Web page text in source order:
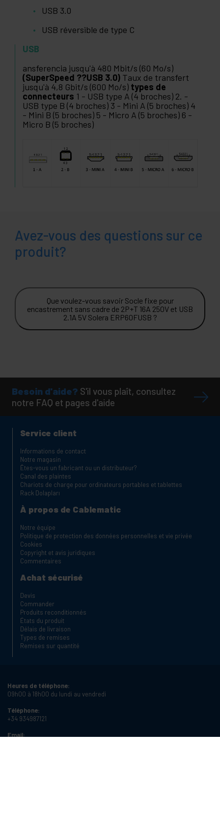
USB 3.0
USB réversible de type C
USB
ansferencia jusqu'à 480 Mbit/s (60 Mo/s)
(SuperSpeed ??USB 3.0) Taux de transfert
jusqu'à 4,8 Gbit/s (600 Mo/s) types de
connecteurs 1 - USB type A (4 broches) 2. -
USB type B (4 broches) 3 - Mini A (5 broches) 4
- Mini B (5 broches) 5 - Micro A (5 broches) 6 -
Micro B (5 broches)
Avez-vous des questions sur ce
produit?
Que voulez-vous savoir Socle fixe pour
encastrement sans cadre de 2P+T 16A 250V et USB
2.1A 5V Solera ERP60FUSB ?
Besoin d'aide? S'il vous plaît, consultez
notre FAQ et pages d'aide
Service client
Informations de contact
Notre magasin
Êtes-vous un fabricant ou un distributeur?
Canal des plaintes
Chariots de charge pour ordinateurs portables et tablettes
Rack Dolapları
À propos de Cablematic
Notre équipe
Politique de protection des données personnelles et vie privée
Cookies
Copyright et avis juridiques
Commentaires
Achat sécurisé
Devis
Commander
Produits reconditionnés
États du produit
Délais de livraison
Types de remises
Remises sur quantité
Heures de téléphone:
09h00 à 18h00 du lundi au vendredi
Téléphone:
+34 934987121
Email: